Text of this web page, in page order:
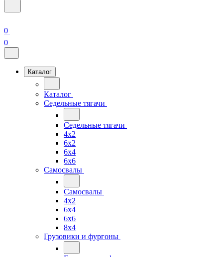
0
0
Каталог
Каталог
Седельные тягачи
Седельные тягачи
4x2
6x2
6x4
6x6
Самосвалы
Самосвалы
4x2
6x4
6x6
8x4
Грузовики и фургоны